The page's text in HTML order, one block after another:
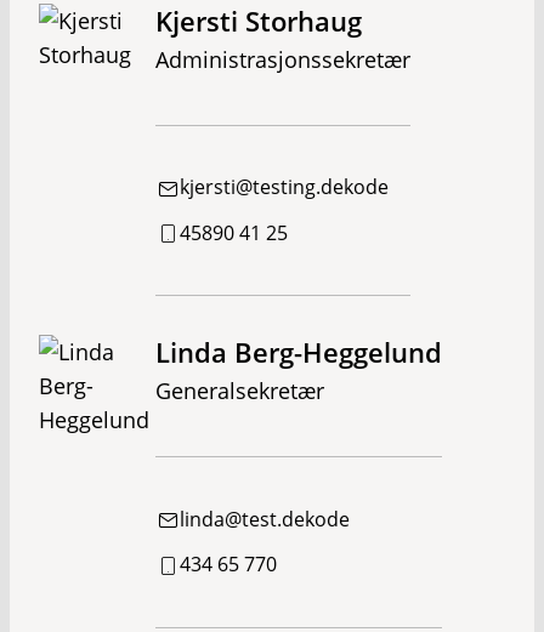
Kjersti Storhaug
Administrasjonssekretær
kjersti@testing.dekode
45890 41 25
Linda Berg-Heggelund
Generalsekretær
linda@test.dekode
434 65 770